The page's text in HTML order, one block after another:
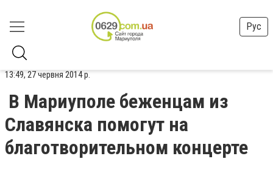
Рус
13:49, 27 червня 2014 р.
В Мариуполе беженцам из
Славянска помогут на
благотворительном концерте